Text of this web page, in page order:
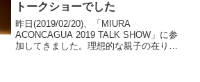
トークショーでした
昨日(2019/02/20)、「MIURA
ACONCAGUA 2019 TALK SHOW」に参
加してきました。理想的な親子の在り方